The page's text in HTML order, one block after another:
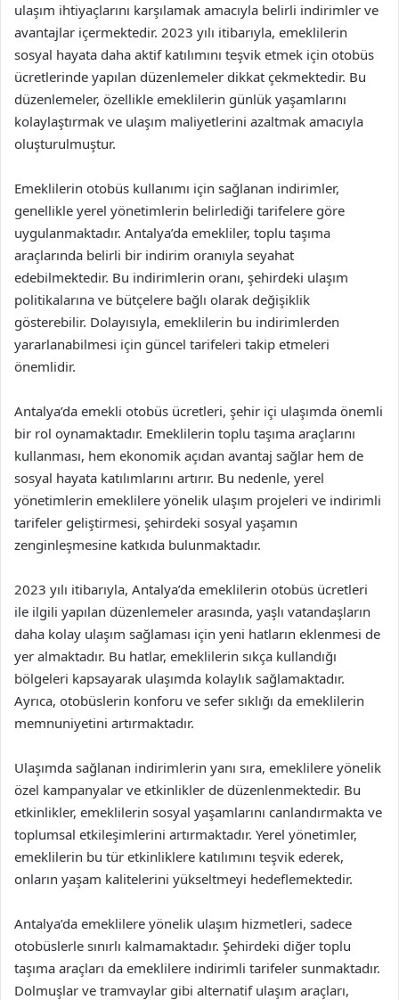
ulaşım ihtiyaçlarını karşılamak amacıyla belirli indirimler ve
avantajlar içermektedir. 2023 yılı itibarıyla, emeklilerin
sosyal hayata daha aktif katılımını teşvik etmek için otobüs
ücretlerinde yapılan düzenlemeler dikkat çekmektedir. Bu
düzenlemeler, özellikle emeklilerin günlük yaşamlarını
kolaylaştırmak ve ulaşım maliyetlerini azaltmak amacıyla
oluşturulmuştur.
Emeklilerin otobüs kullanımı için sağlanan indirimler,
genellikle yerel yönetimlerin belirlediği tarifelere göre
uygulanmaktadır. Antalya’da emekliler, toplu taşıma
araçlarında belirli bir indirim oranıyla seyahat
edebilmektedir. Bu indirimlerin oranı, şehirdeki ulaşım
politikalarına ve bütçelere bağlı olarak değişiklik
gösterebilir. Dolayısıyla, emeklilerin bu indirimlerden
yararlanabilmesi için güncel tarifeleri takip etmeleri
önemlidir.
Antalya’da emekli otobüs ücretleri, şehir içi ulaşımda önemli
bir rol oynamaktadır. Emeklilerin toplu taşıma araçlarını
kullanması, hem ekonomik açıdan avantaj sağlar hem de
sosyal hayata katılımlarını artırır. Bu nedenle, yerel
yönetimlerin emeklilere yönelik ulaşım projeleri ve indirimli
tarifeler geliştirmesi, şehirdeki sosyal yaşamın
zenginleşmesine katkıda bulunmaktadır.
2023 yılı itibarıyla, Antalya’da emeklilerin otobüs ücretleri
ile ilgili yapılan düzenlemeler arasında, yaşlı vatandaşların
daha kolay ulaşım sağlaması için yeni hatların eklenmesi de
yer almaktadır. Bu hatlar, emeklilerin sıkça kullandığı
bölgeleri kapsayarak ulaşımda kolaylık sağlamaktadır.
Ayrıca, otobüslerin konforu ve sefer sıklığı da emeklilerin
memnuniyetini artırmaktadır.
Ulaşımda sağlanan indirimlerin yanı sıra, emeklilere yönelik
özel kampanyalar ve etkinlikler de düzenlenmektedir. Bu
etkinlikler, emeklilerin sosyal yaşamlarını canlandırmakta ve
toplumsal etkileşimlerini artırmaktadır. Yerel yönetimler,
emeklilerin bu tür etkinliklere katılımını teşvik ederek,
onların yaşam kalitelerini yükseltmeyi hedeflemektedir.
Antalya’da emeklilere yönelik ulaşım hizmetleri, sadece
otobüslerle sınırlı kalmamaktadır. Şehirdeki diğer toplu
taşıma araçları da emeklilere indirimli tarifeler sunmaktadır.
Dolmuşlar ve tramvaylar gibi alternatif ulaşım araçları,